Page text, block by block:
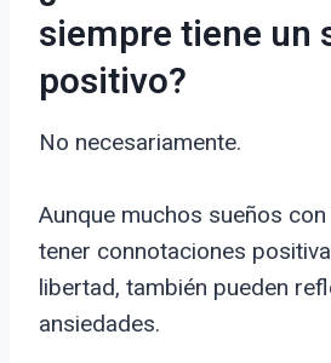
siempre tiene un
positivo?
No necesariamente.
Aunque muchos sueños
tener connotaciones
libertad, también pueden
ansiedades.